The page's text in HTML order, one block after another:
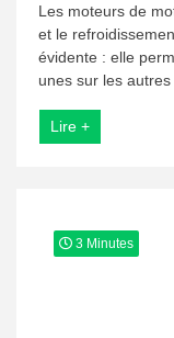
Les moteurs de
et le
évidente : elle
unes sur les autres
Lire +
3 Minutes